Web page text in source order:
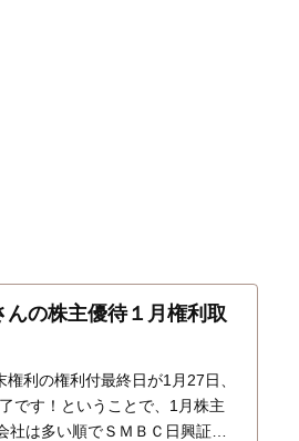
の株主優待１月権利取
利の権利付最終日が1月27日、
です！ということで、1月株主
社は多い順でＳＭＢＣ日興証